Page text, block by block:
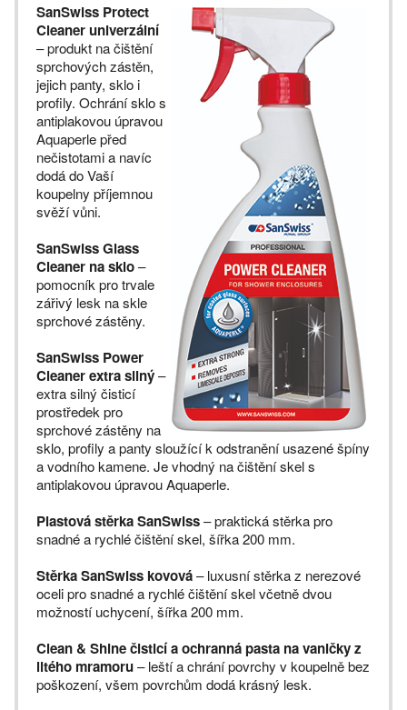
SanSwiss Protect
Cleaner univerzální
– produkt na čištění
sprchových zástěn,
jejich panty, sklo i
profily. Ochrání sklo s
antiplakovou úpravou
Aquaperle před
nečistotami a navíc
dodá do Vaší
koupelny příjemnou
svěží vůni.
SanSwiss Glass
Cleaner na sklo–
pomocník pro trvale
zářivý lesk na skle
sprchové zástěny.
SanSwiss Power
Cleaner extra silný–
extra silný čisticí
prostředek pro
sprchové zástěny na
sklo, profily a panty sloužící k odstranění usazené špíny
a vodního kamene. Je vhodný na čištění skel s
antiplakovou úpravou Aquaperle.
Plastová stěrka SanSwiss– praktická stěrka pro
snadné a rychlé čištění skel, šířka 200 mm.
Stěrka SanSwiss kovová– luxusní stěrka z nerezové
oceli pro snadné a rychlé čištění skel včetně dvou
možností uchycení, šířka 200 mm.
Clean & Shine čisticí a ochranná pasta na vaničky z
litého mramoru– leští a chrání povrchy v koupelně bez
poškození, všem povrchům dodá krásný lesk.